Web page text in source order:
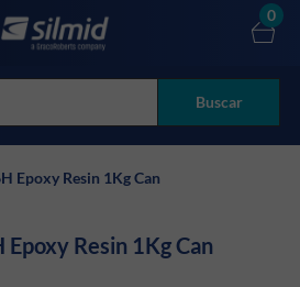
Buscar
0
Epoxy Resin 1Kg Can
Resin 1Kg Can